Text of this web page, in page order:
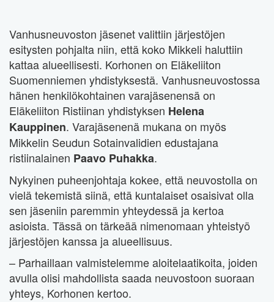
Vanhusneuvoston jäsenet valittiin järjestöjen
esitysten pohjalta niin, että koko Mikkeli haluttiin
kattaa alueellisesti. Korhonen on Eläkeliiton
Suomenniemen yhdistyksestä. Vanhusneuvostossa
hänen henkilökohtainen varajäsenensä on
Eläkeliiton Ristiinan yhdistyksen Helena
Kauppinen. Varajäsenenä mukana on myös
Mikkelin Seudun Sotainvalidien edustajana
ristiinalainen Paavo Puhakka.
Nykyinen puheenjohtaja kokee, että neuvostolla on
vielä tekemistä siinä, että kuntalaiset osaisivat olla
sen jäseniin paremmin yhteydessä ja kertoa
asioista. Tässä on tärkeää nimenomaan yhteistyö
järjestöjen kanssa ja alueellisuus.
– Parhaillaan valmistelemme aloitelaatikoita, joiden
avulla olisi mahdollista saada neuvostoon suoraan
yhteys, Korhonen kertoo.